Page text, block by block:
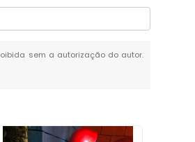
sem a autorização do autor.